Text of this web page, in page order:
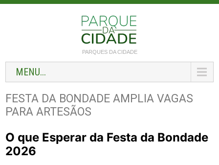
PARQUES DA CIDADE
MENU...
FESTA DA BONDADE AMPLIA VAGAS
PARA ARTESÃOS
O que Esperar da Festa da Bondade
2026